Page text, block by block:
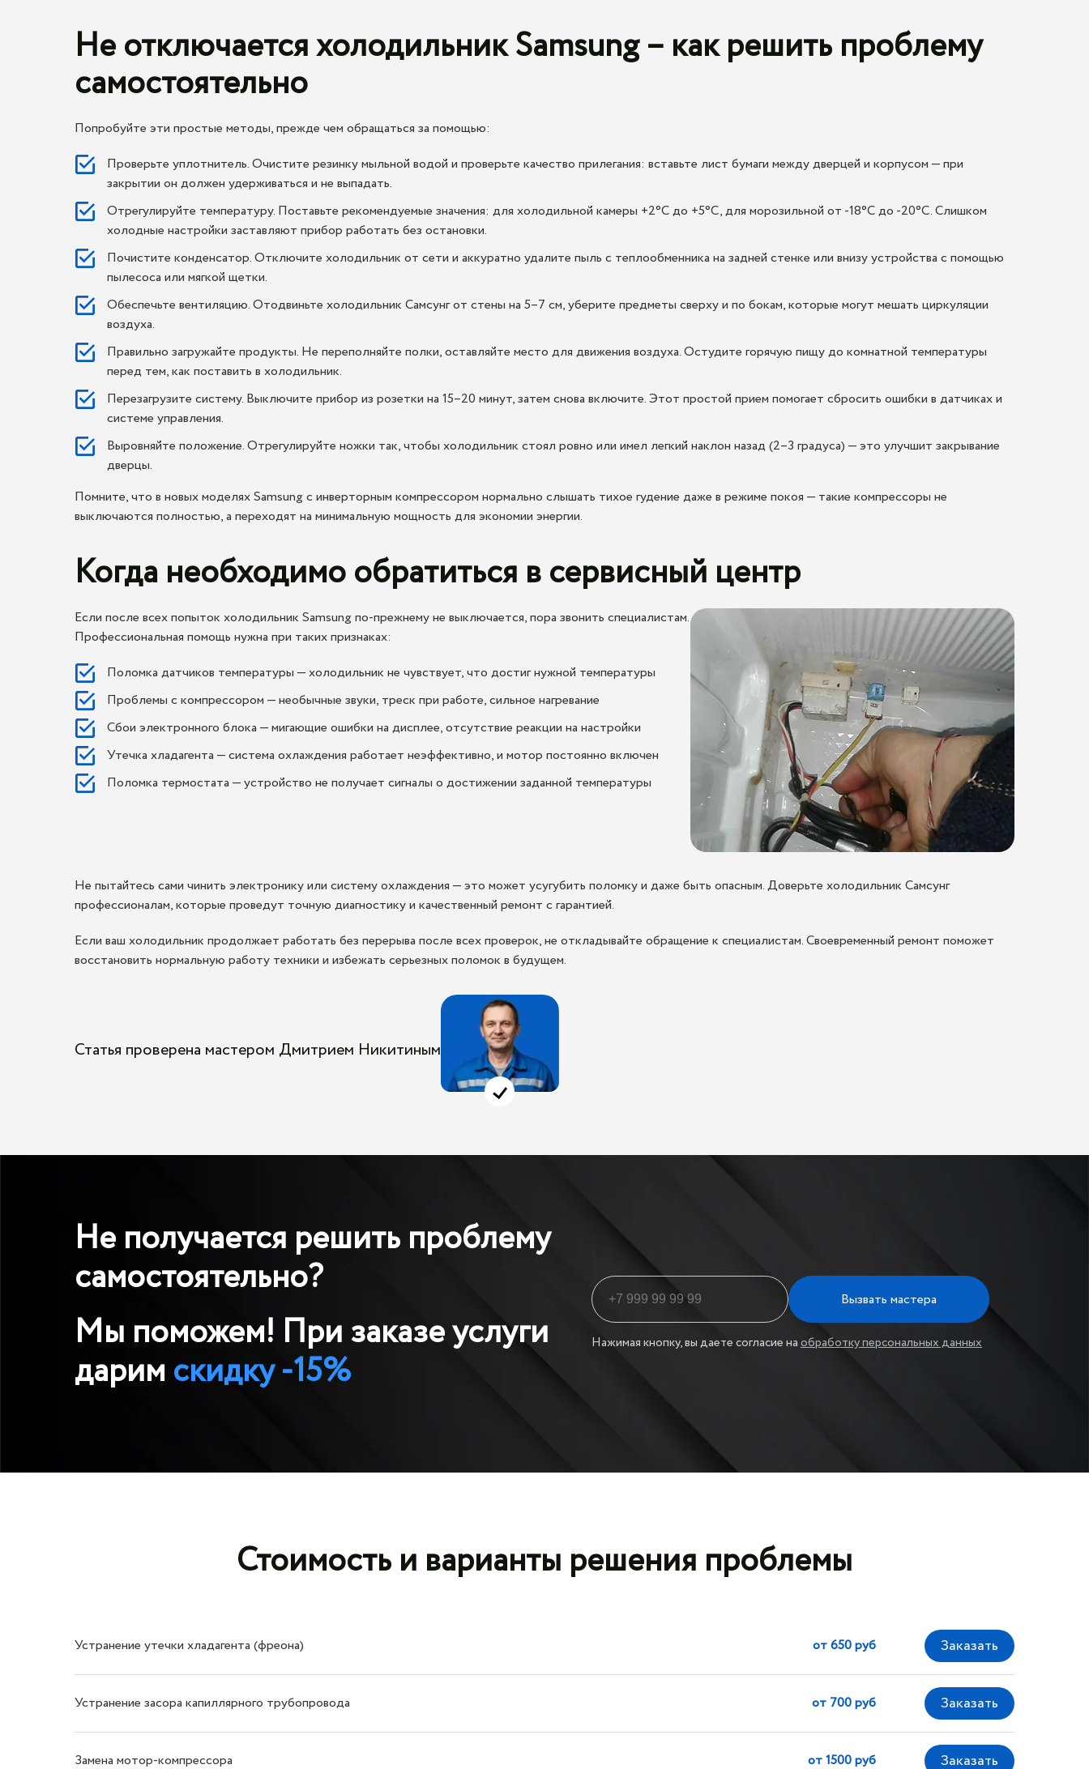
Не отключается холодильник Samsung – как решить проблему
самостоятельно
Попробуйте эти простые методы, прежде чем обращаться за помощью:
Проверьте уплотнитель. Очистите резинку мыльной водой и проверьте качество прилегания: вставьте лист бумаги между дверцей и корпусом — при
закрытии он должен удерживаться и не выпадать.
Отрегулируйте температуру. Поставьте рекомендуемые значения: для холодильной камеры +2°C до +5°C, для морозильной от -18°C до -20°C. Слишком
холодные настройки заставляют прибор работать без остановки.
Почистите конденсатор. Отключите холодильник от сети и аккуратно удалите пыль с теплообменника на задней стенке или внизу устройства с помощью
пылесоса или мягкой щетки.
Обеспечьте вентиляцию. Отодвиньте холодильник Самсунг от стены на 5–7 см, уберите предметы сверху и по бокам, которые могут мешать циркуляции
воздуха.
Правильно загружайте продукты. Не переполняйте полки, оставляйте место для движения воздуха. Остудите горячую пищу до комнатной температуры
перед тем, как поставить в холодильник.
Перезагрузите систему. Выключите прибор из розетки на 15–20 минут, затем снова включите. Этот простой прием помогает сбросить ошибки в датчиках и
системе управления.
Выровняйте положение. Отрегулируйте ножки так, чтобы холодильник стоял ровно или имел легкий наклон назад (2–3 градуса) — это улучшит закрывание
дверцы.
Помните, что в новых моделях Samsung с инверторным компрессором нормально слышать тихое гудение даже в режиме покоя — такие компрессоры не
выключаются полностью, а переходят на минимальную мощность для экономии энергии.
Когда необходимо обратиться в сервисный центр
Если после всех попыток холодильник Samsung по-прежнему не выключается, пора звонить специалистам.
Профессиональная помощь нужна при таких признаках:
Поломка датчиков температуры — холодильник не чувствует, что достиг нужной температуры
Проблемы с компрессором — необычные звуки, треск при работе, сильное нагревание
Сбои электронного блока — мигающие ошибки на дисплее, отсутствие реакции на настройки
Утечка хладагента — система охлаждения работает неэффективно, и мотор постоянно включен
Поломка термостата — устройство не получает сигналы о достижении заданной температуры
Не пытайтесь сами чинить электронику или систему охлаждения — это может усугубить поломку и даже быть опасным. Доверьте холодильник Самсунг
профессионалам, которые проведут точную диагностику и качественный ремонт с гарантией.
Если ваш холодильник продолжает работать без перерыва после всех проверок, не откладывайте обращение к специалистам. Своевременный ремонт поможет
восстановить нормальную работу техники и избежать серьезных поломок в будущем.
Статья проверена мастером Дмитрием Никитиным
Не получается решить проблему
самостоятельно?
Мы поможем! При заказе услуги
дарим скидку -15%
Вызвать мастера
Нажимая кнопку, вы даете согласие наобработку персональных данных
Стоимость и варианты решения проблемы
Устранение утечки хладагента (фреона) от 650 руб
Устранение засора капиллярного трубопровода от 700 руб
Замена мотор-компрессора от 1500 руб